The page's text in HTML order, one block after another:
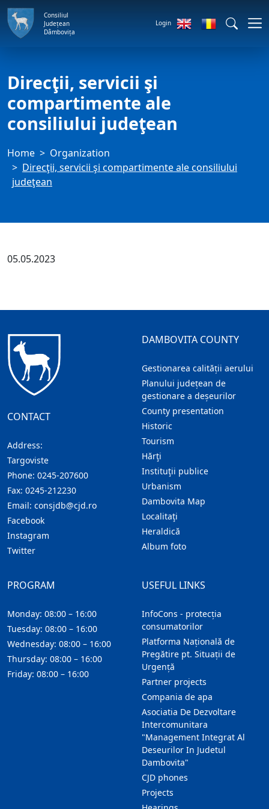
Consiliul
Județean
Dâmbovița
Login
Direcţii, servicii şi
compartimente ale
consiliului judeţean
Home
Organization
Direcţii, servicii şi compartimente ale consiliului
judeţean
05.05.2023
CONTACT
Address:
Targoviste
Phone: 0245-207600
Fax: 0245-212230
Email: consjdb@cjd.ro
Facebook
Instagram
Twitter
DAMBOVITA COUNTY
Gestionarea calității aerului
Planului județean de
gestionare a deșeurilor
County presentation
Historic
Tourism
Hărţi
Instituţii publice
Urbanism
Dambovita Map
Localitaţi
Heraldică
Album foto
USEFUL LINKS
InfoCons - protecția
consumatorilor
Platforma Națională de
Pregătire pt. Situații de
Urgență
Partner projects
Compania de apa
Asociatia De Dezvoltare
Intercomunitara
"Management Integrat Al
Deseurilor In Judetul
Dambovita"
CJD phones
Projects
PROGRAM
Monday: 08:00 – 16:00
Tuesday: 08:00 – 16:00
Wednesday: 08:00 – 16:00
Thursday: 08:00 – 16:00
Friday: 08:00 – 16:00